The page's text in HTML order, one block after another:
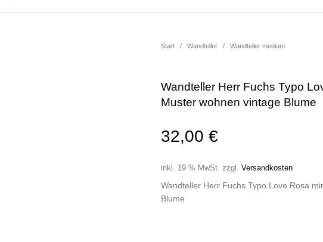
Taschen/Turnbeutel Tassen
Start / Wandteller / Wandteller medium
Wandteller Herr Fuchs Typo
Muster wohnen vintage Blume
32,00 €
inkl. 19 % MwSt. zzgl. Versandkosten
Wandteller Herr Fuchs Typo Love Rosa
Blume